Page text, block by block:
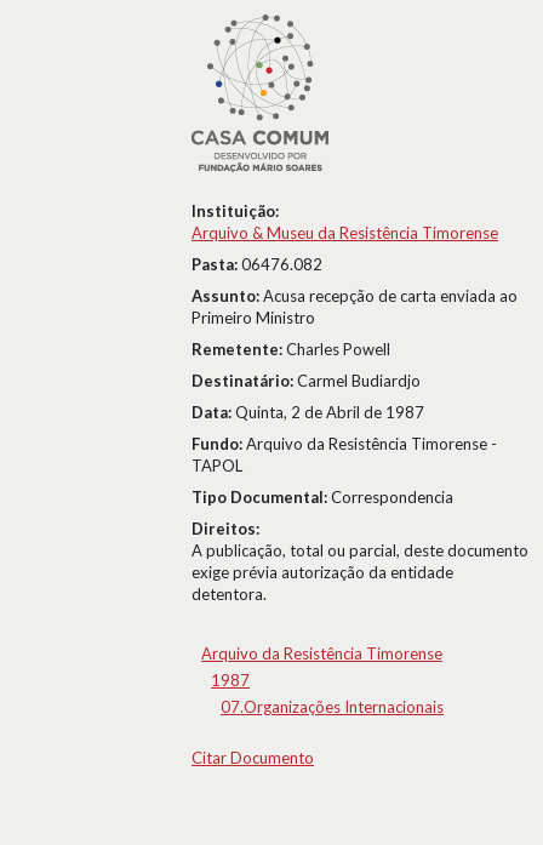
Instituição:
Arquivo & Museu da Resistência Timorense
Pasta:06476.082
Assunto:Acusa recepção de carta enviada ao
Primeiro Ministro
Remetente:Charles Powell
Destinatário:Carmel Budiardjo
Data:Quinta, 2 de Abril de 1987
Fundo:Arquivo da Resistência Timorense -
TAPOL
Tipo Documental:Correspondencia
Direitos:
A publicação, total ou parcial, deste documento
exige prévia autorização da entidade
detentora.
Arquivo da Resistência Timorense
1987
07.Organizações Internacionais
Citar Documento